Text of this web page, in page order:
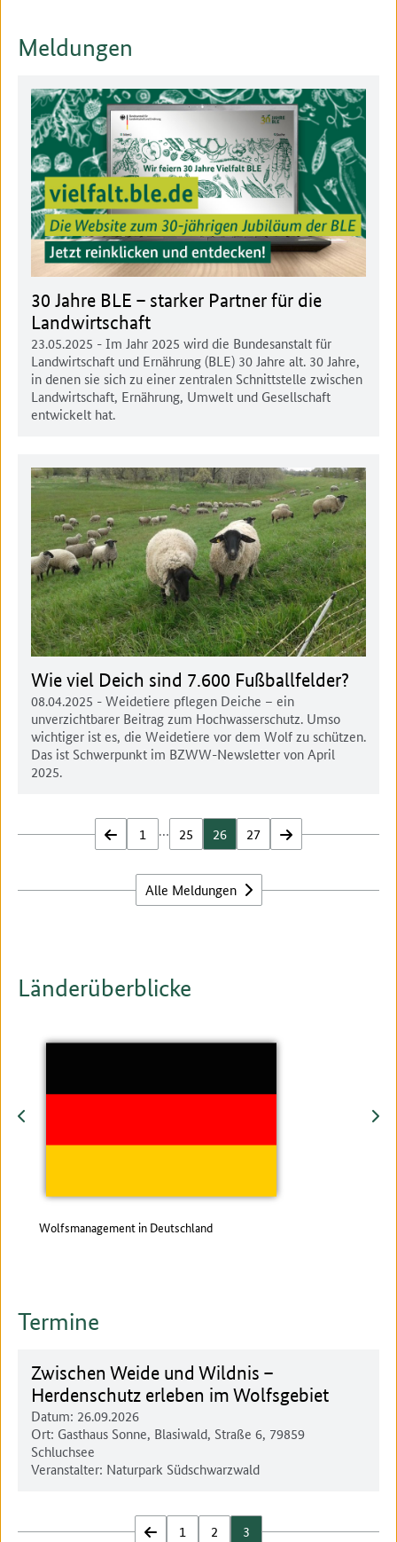
Meldungen
30 Jahre BLE – starker Partner für die
Landwirtschaft
23.05.2025 - Im Jahr 2025 wird die Bundesanstalt für
Landwirtschaft und Ernährung (BLE) 30 Jahre alt. 30 Jahre,
in denen sie sich zu einer zentralen Schnittstelle zwischen
Landwirtschaft, Ernährung, Umwelt und Gesellschaft
entwickelt hat.
Wie viel Deich sind 7.600 Fußballfelder?
08.04.2025 - Weidetiere pflegen Deiche – ein
unverzichtbarer Beitrag zum Hochwasserschutz. Umso
wichtiger ist es, die Weidetiere vor dem Wolf zu schützen.
Das ist Schwerpunkt im BZWW-Newsletter von April
2025.
zurück
1 … 25 26 27 vor
Alle Meldungen
Länderüberblicke
Wolfsmanagement in Deutschland
vor
Termine
Zwischen Weide und Wildnis –
Herdenschutz erleben im Wolfsgebiet
Datum: 26.09.2026
Ort: Gasthaus Sonne, Blasiwald, Straße 6, 79859
Schluchsee
Veranstalter: Naturpark Südschwarzwald
zurück
1 2 3